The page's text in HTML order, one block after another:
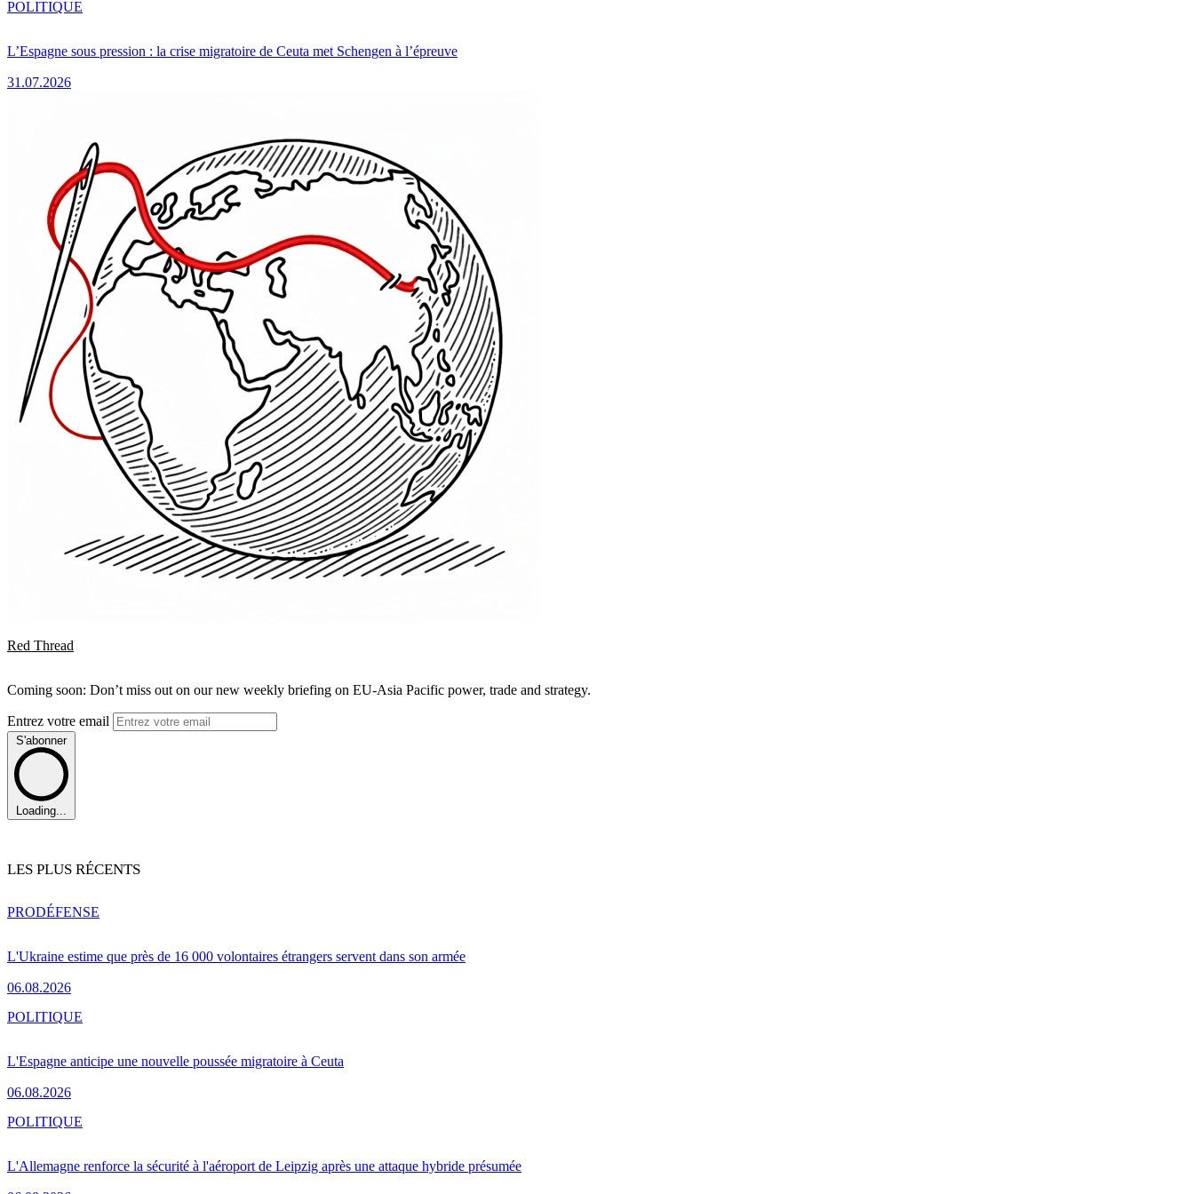
L’Espagne sous pression : la crise migratoire de Ceuta met Schengen à l’épreuve
31.07.2026
POLITIQUE
Red Thread
Coming soon: Don’t miss out on our new weekly briefing on EU-Asia Pacific power, trade and strategy.
Entrez votre email
S'abonner
Loading...
LES PLUS RÉCENTS
L'Ukraine estime que près de 16 000 volontaires étrangers servent dans son armée
06.08.2026
PRODÉFENSE
L'Espagne anticipe une nouvelle poussée migratoire à Ceuta
06.08.2026
POLITIQUE
L'Allemagne renforce la sécurité à l'aéroport de Leipzig après une attaque hybride présumée
POLITIQUE